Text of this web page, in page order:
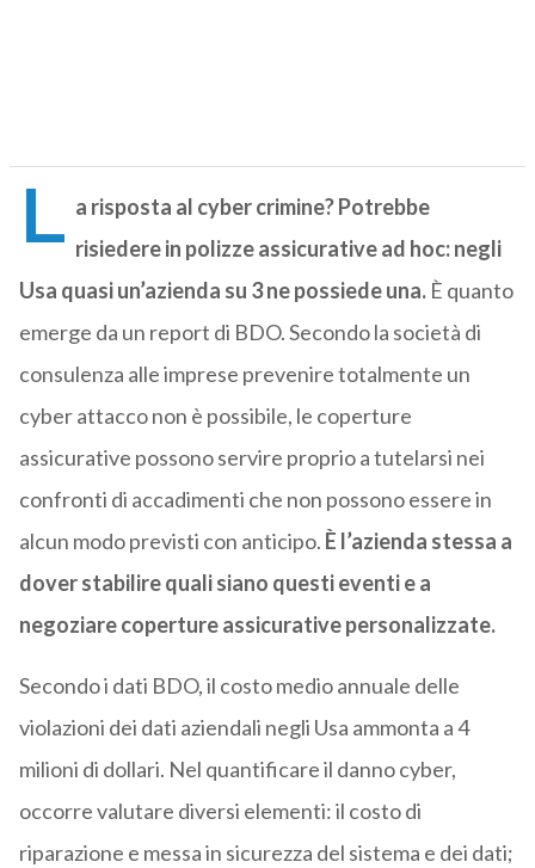
L a risposta al cyber crimine? Potrebbe
risiedere in polizze assicurative ad hoc: negli
Usa quasi un’azienda su 3 ne possiede una. È quanto
emerge da un report di BDO. Secondo la società di
consulenza alle imprese prevenire totalmente un
cyber attacco non è possibile, le coperture
assicurative possono servire proprio a tutelarsi nei
confronti di accadimenti che non possono essere in
alcun modo previsti con anticipo. È l’azienda stessa a
dover stabilire quali siano questi eventi e a
negoziare coperture assicurative personalizzate.
Secondo i dati BDO, il costo medio annuale delle
violazioni dei dati aziendali negli Usa ammonta a 4
milioni di dollari. Nel quantificare il danno cyber,
occorre valutare diversi elementi: il costo di
riparazione e messa in sicurezza del sistema e dei dati;